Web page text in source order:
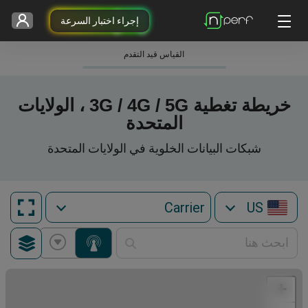
إجراء اختبار السرعة
القياس قيد التقدم
خريطة تغطية 3G / 4G / 5G ، الولايات
المتحدة
شبكات البيانات الخلوية في الولايات المتحدة
US